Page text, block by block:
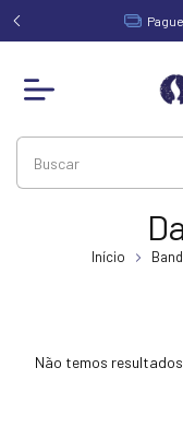
de
Início
Não temos